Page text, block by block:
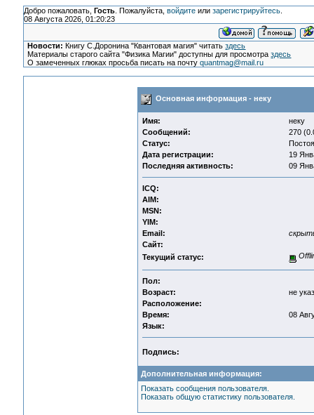
Добро пожаловать, Гость. Пожалуйста, войдитеили зарегистрируйтесь.
08 Августа 2026, 01:20:23
Новости: Книгу С.Доронина "Квантовая магия" читатьздесь
Материалы старого сайта "Физика Магии" доступны для просмотраздесь
О замеченных глюках просьба писать на почтуquantmag@mail.ru
Основная информация - неку
Имя:
неку
Сообщений:
270
Статус:
Дата регистрации:
19
Последняя активность:
09
ICQ:
AIM:
MSN:
YIM:
Email:
Сайт:
Текущий статус:
Пол:
Возраст:
не
Расположение:
Время:
08
Язык:
Подпись:
Дополнительная информация:
Показать сообщения пользователя.
Показать общую статистику пользователя.